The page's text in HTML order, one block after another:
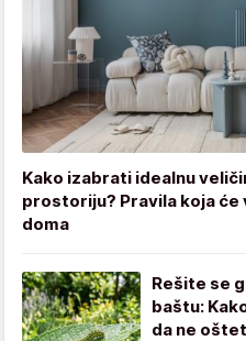
Kako izabrati idealnu
prostoriju? Pravila koja će
doma
Rešite se
baštu:
da ne